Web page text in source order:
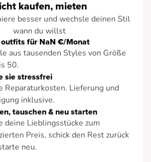
kaufen, mieten
besser und wechsle deinen Stil
wann du willst
outfits für NaN €/Monat
aus tausenden Styles von Größe
50.
sie stressfrei
Reparaturkosten. Lieferung und
inklusive.
tauschen & neu starten
deine Lieblingsstücke zum
Preis, schick den Rest zurück
neu.